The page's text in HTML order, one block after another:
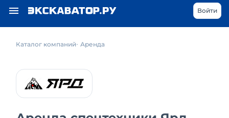
Войти
Каталог компаний Аренда